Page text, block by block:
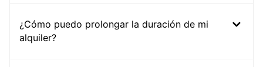
¿Cómo puedo prolongar la duración de mi
alquiler?